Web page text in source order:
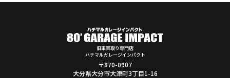
旧車買取り専門店
ハチマルガレージインパクト
〒870-0907
大分県大分市大津町3丁目1-16